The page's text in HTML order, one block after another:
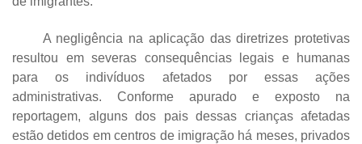
A negligência na aplicação das diretrizes protetivas
resultou em severas consequências legais e humanas
para os indivíduos afetados por essas ações
administrativas. Conforme apurado e exposto na
reportagem, alguns dos pais dessas crianças afetadas
estão detidos em centros de imigração há meses, privados